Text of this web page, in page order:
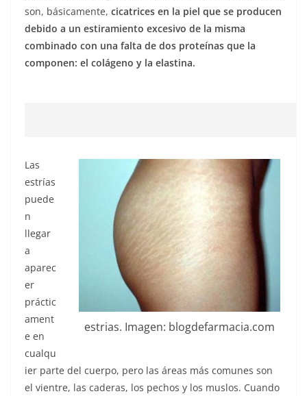
son, básicamente, cicatrices en la piel que se producen
debido a un estiramiento excesivo de la misma
combinado con una falta de dos proteínas que la
componen: el colágeno y la elastina.
estrias. Imagen: blogdefarmacia.com
Las
estrías
puede
n
llegar
a
aparec
er
práctic
ament
e en
cualqu
ier parte del cuerpo, pero las áreas más comunes son
el vientre, las caderas, los pechos y los muslos. Cuando